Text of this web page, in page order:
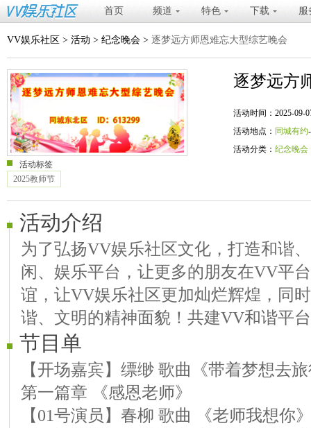
首页 频道 特色 下载 服
VV娱乐社区 > 活动 > 纪念晚会 > 逐梦远方师恩难忘大型综艺晚会
逐梦远方
活动时间：2025-09-
活动地点： 同城有约
活动分类： 纪念晚会
活动标签
2025教师节
活动介绍
为了弘扬VV娱乐社区文化，打造和谐
闲、娱乐平台，让更多的朋友在VV平
谊，让VV娱乐社区更加灿烂辉煌，同
谐、文明的精神面貌！共建VV和谐平
节目单
【开场嘉宾】缥缈 歌曲《带着梦想去
第一篇章 《感恩老师》
【01号演员】春柳 歌曲 《老师我想你